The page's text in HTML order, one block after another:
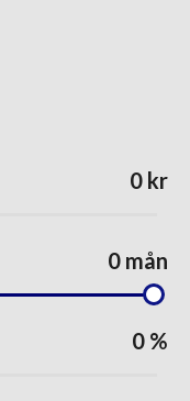
0 kr
0 mån
0 %